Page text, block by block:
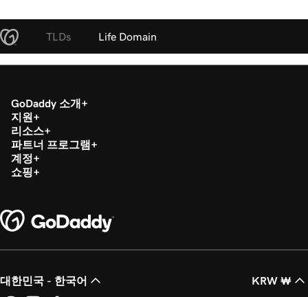
TLDs Life Domain
GoDaddy 소개
지원
리소스
파트너 프로그램
계정
쇼핑
대한민국 - 한국어 KRW ₩